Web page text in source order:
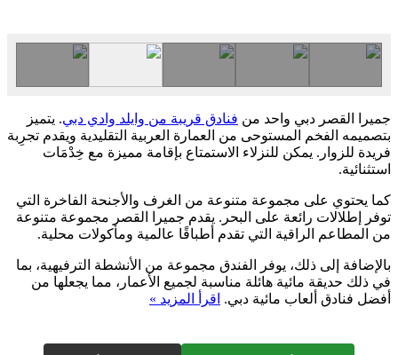
جميرا القصر دبي واحد من فنادق قريبة من وايلد وادي دبي. يتميز
بتصميمه الفخم المستوحى من العمارة العربية التقليدية ويقدم تجرِبة
فريدة للزوار. يمكن للنزلاء الاستمتاع بإقامة مميزة مع خِدْمَات
استثنائية.
كما يحتوي على مجموعة متنوعة من الغرف والأجنحة الفاخرة التي
توفر إطلالات رائعة على البحر. يقدم جميرا القصر مجموعة متنوعة
من المطاعم الراقية التي تقدم أطباقًا عالمية ومأكولات محلية.
بالإضافة إلى ذلك، يوفر الفندق مجموعة من الأنشطة الترفيهية، بما
في ذلك حديقة مائية هائلة مناسبة لجميع الأعمار، مما يجعلها من
أفضل فنادق ألعاب مائية دبي. اقرأ المزيد »